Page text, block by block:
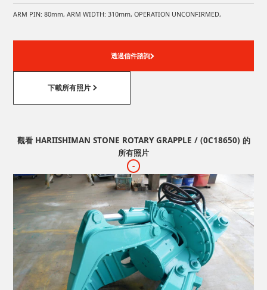
ARM PIN: 80mm, ARM WIDTH: 310mm, OPERATION UNCONFIRMED,
透過信件諮詢
下載所有照片
觀看 HARIISHIMAN STONE ROTARY GRAPPLE / (0C18650) 的
所有照片